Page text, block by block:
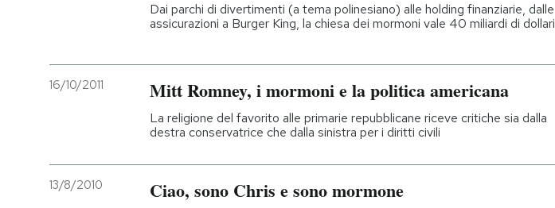
Dai parchi di divertimenti (a tema polinesiano) alle holding finanziarie, dalle
assicurazioni a Burger King, la chiesa dei mormoni vale 40 miliardi di dollari
16/10/2011 Mitt Romney, i mormoni e la politica americana
La religione del favorito alle primarie repubblicane riceve critiche sia dalla
destra conservatrice che dalla sinistra per i diritti civili
13/8/2010 Ciao, sono Chris e sono mormone